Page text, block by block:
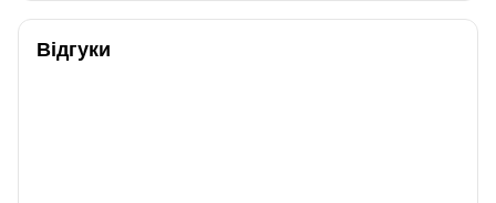
Відгуки